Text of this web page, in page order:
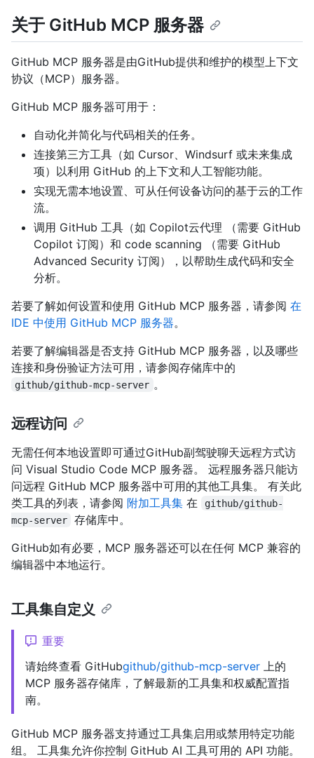
关于 GitHub MCP 服务器
GitHub MCP 服务器是由GitHub提供和维护的模型上下文
协议（MCP）服务器。
GitHub MCP 服务器可用于：
自动化并简化与代码相关的任务。
连接第三方工具（如 Cursor、Windsurf 或未来集成
项）以利用 GitHub 的上下文和人工智能功能。
实现无需本地设置、可从任何设备访问的基于云的工作
流。
调用 GitHub 工具（如 Copilot云代理 （需要 GitHub
Copilot 订阅）和 code scanning （需要 GitHub
Advanced Security 订阅），以帮助生成代码和安全
分析。
若要了解如何设置和使用 GitHub MCP 服务器，请参阅 在
IDE 中使用 GitHub MCP 服务器。
若要了解编辑器是否支持 GitHub MCP 服务器，以及哪些
连接和身份验证方法可用，请参阅存储库中的
github/github-mcp-server 。
远程访问
无需任何本地设置即可通过GitHub副驾驶聊天远程方式访
问 Visual Studio Code MCP 服务器。 远程服务器只能访
问远程 GitHub MCP 服务器中可用的其他工具集。 有关此
类工具的列表，请参阅 附加工具集 在
github/github-
mcp-server
存储库中。
GitHub如有必要，MCP 服务器还可以在任何 MCP 兼容的
编辑器中本地运行。
工具集自定义
重要
请始终查看 GitHubgithub/github-mcp-server 上的
MCP 服务器存储库，了解最新的工具集和权威配置指
南。
GitHub MCP 服务器支持通过工具集启用或禁用特定功能
组。 工具集允许你控制 GitHub AI 工具可用的 API 功能。